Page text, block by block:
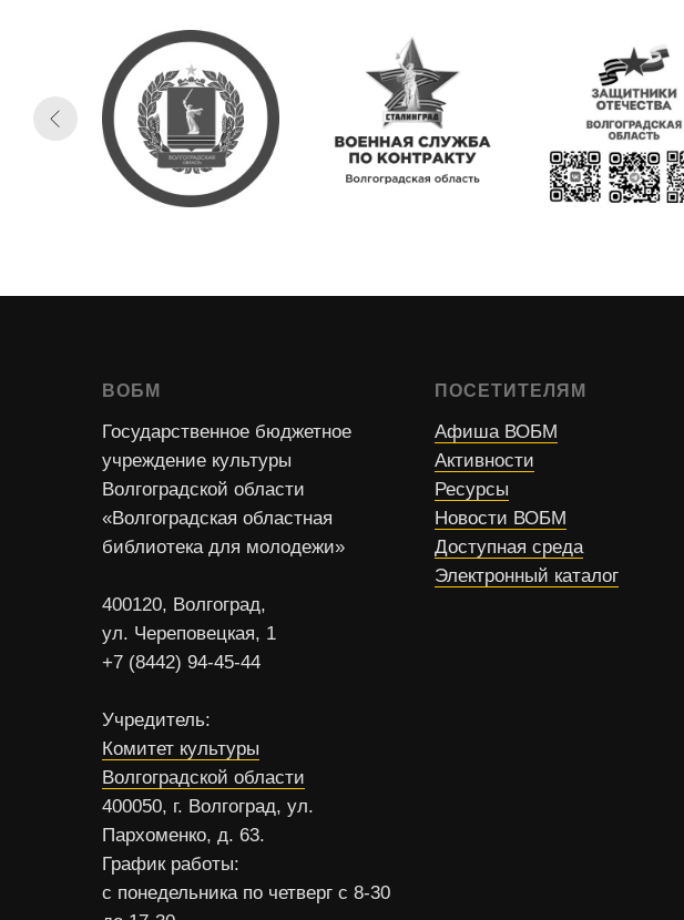
ВОБМ
Государственное бюджетное
учреждение культуры
Волгоградской области
«Волгоградская областная
библиотека для молодежи»
400120, Волгоград,
ул. Череповецкая, 1
+7 (8442) 94-45-44
Учредитель:
Комитет культуры
Волгоградской области
400050, г. Волгоград, ул.
Пархоменко, д. 63.
График работы:
с понедельника по четверг с 8-30
ПОСЕТИТЕЛЯМ
Афиша ВОБМ
Активности
Ресурсы
Новости ВОБМ
Доступная среда
Электронный каталог